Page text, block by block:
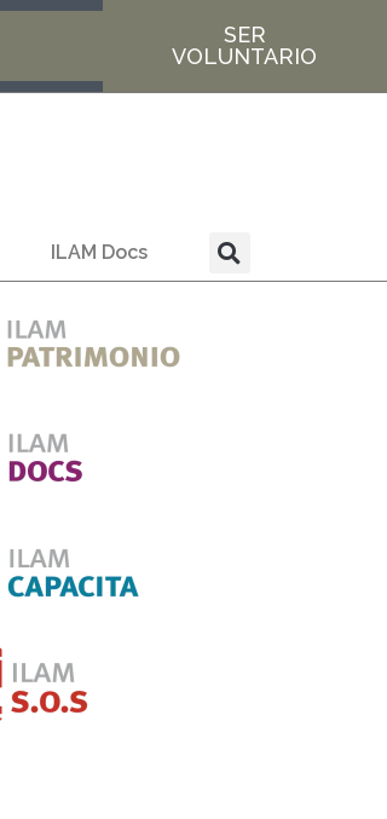
SER
VOLUNTARIO
ILAM Docs